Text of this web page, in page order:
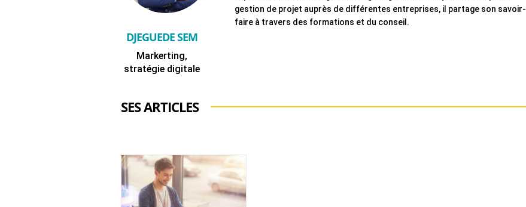
DJEGUEDE SEM
Markerting,
stratégie digitale
gestion de projet auprès de différentes entreprises, il partage son savoir-
faire à travers des formations et du conseil.
SES ARTICLES